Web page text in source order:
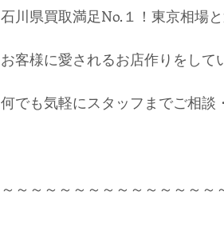
石川県買取満足No.１！東京相場
お客様に愛されるお店作りをして
何でも気軽にスタッフまでご相
～～～～～～～～～～～～～～